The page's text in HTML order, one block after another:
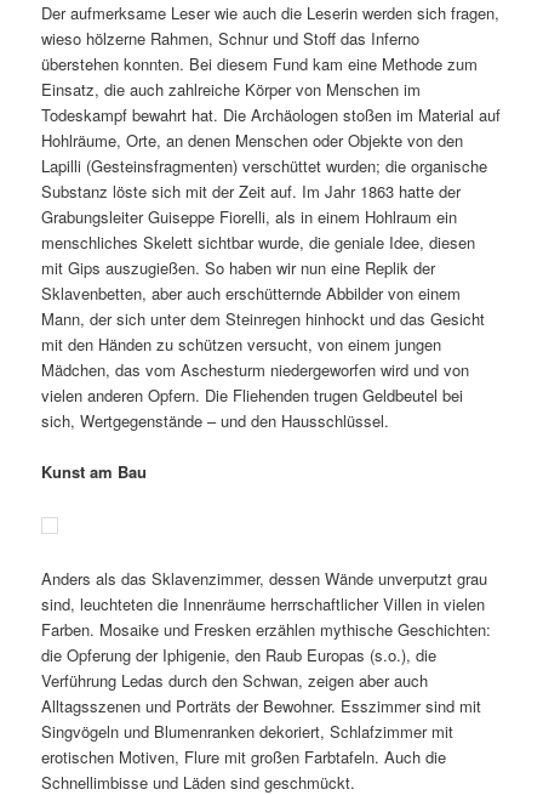
Der aufmerksame Leser wie auch die Leserin werden sich fragen,
wieso hölzerne Rahmen, Schnur und Stoff das Inferno
überstehen konnten. Bei diesem Fund kam eine Methode zum
Einsatz, die auch zahlreiche Körper von Menschen im
Todeskampf bewahrt hat. Die Archäologen stoßen im Material auf
Hohlräume, Orte, an denen Menschen oder Objekte von den
Lapilli (Gesteinsfragmenten) verschüttet wurden; die organische
Substanz löste sich mit der Zeit auf. Im Jahr 1863 hatte der
Grabungsleiter Guiseppe Fiorelli, als in einem Hohlraum ein
menschliches Skelett sichtbar wurde, die geniale Idee, diesen
mit Gips auszugießen. So haben wir nun eine Replik der
Sklavenbetten, aber auch erschütternde Abbilder von einem
Mann, der sich unter dem Steinregen hinhockt und das Gesicht
mit den Händen zu schützen versucht, von einem jungen
Mädchen, das vom Aschesturm niedergeworfen wird und von
vielen anderen Opfern. Die Fliehenden trugen Geldbeutel bei
sich, Wertgegenstände – und den Hausschlüssel.
Kunst am Bau
Anders als das Sklavenzimmer, dessen Wände unverputzt grau
sind, leuchteten die Innenräume herrschaftlicher Villen in vielen
Farben. Mosaike und Fresken erzählen mythische Geschichten:
die Opferung der Iphigenie, den Raub Europas (s.o.), die
Verführung Ledas durch den Schwan, zeigen aber auch
Alltagsszenen und Porträts der Bewohner. Esszimmer sind mit
Singvögeln und Blumenranken dekoriert, Schlafzimmer mit
erotischen Motiven, Flure mit großen Farbtafeln. Auch die
Schnellimbisse und Läden sind geschmückt.